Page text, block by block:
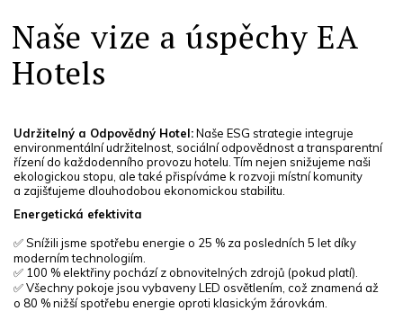
Naše vize a úspěchy EA
Hotels
Udržitelný a Odpovědný Hotel:Naše ESG strategie integruje
environmentální udržitelnost, sociální odpovědnost a transparentní
řízení do každodenního provozu hotelu. Tím nejen snižujeme naši
ekologickou stopu, ale také přispíváme k rozvoji místní komunity
a zajišťujeme dlouhodobou ekonomickou stabilitu.
Energetická efektivita
✅ Snížili jsme spotřebu energie o 25 % za posledních 5 let díky
moderním technologiím.
✅ 100 % elektřiny pochází z obnovitelných zdrojů (pokud platí).
✅ Všechny pokoje jsou vybaveny LED osvětlením, což znamená až
o 80 % nižší spotřebu energie oproti klasickým žárovkám.